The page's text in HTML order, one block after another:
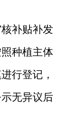
补贴补发
种植主体
行登记，
无异议后